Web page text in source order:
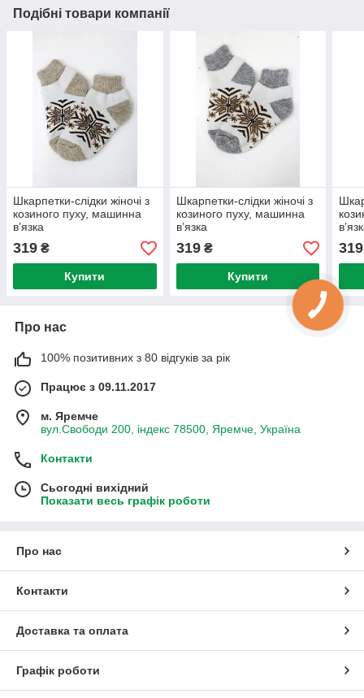
Подібні товари компанії
Шкарпетки-слідки жіночі з
козиного пуху, машинна
вʼязка
319 ₴
Купити
Шкарпетки-слідки жіночі з
козиного пуху, машинна
вʼязка
319₴
Купити
319
Про нас
100% позитивних з 80 відгуків за рік
Працює з 09.11.2017
м. Яремче
вул.Свободи 200, індекс 78500, Яремче, Україна
Контакти
Сьогодні вихідний
Показати весь графік роботи
Про нас
Контакти
Доставка та оплата
Графік роботи